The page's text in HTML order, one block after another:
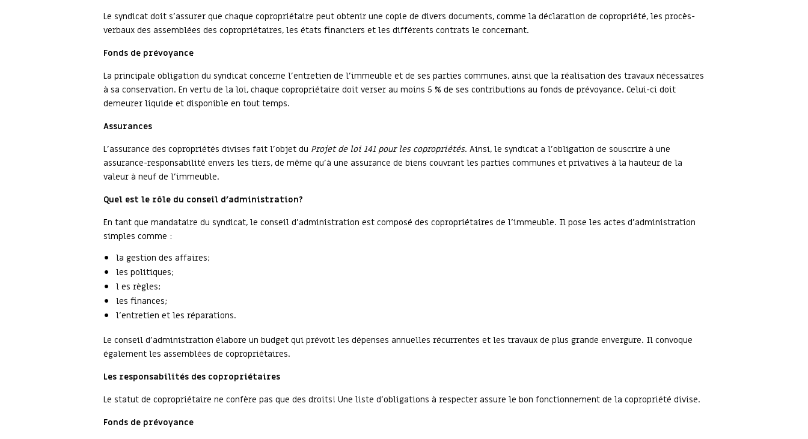
Le syndicat doit s’assurer que chaque copropriétaire peut obtenir une copie de divers documents, comme la déclaration de copropriété, les procès-
verbaux des assemblées des copropriétaires, les états financiers et les différents contrats le concernant.
Fonds de prévoyance
La principale obligation du syndicat concerne l’entretien de l’immeuble et de ses parties communes, ainsi que la réalisation des travaux nécessaires
à sa conservation. En vertu de la loi, chaque copropriétaire doit verser au moins 5 % de ses contributions au fonds de prévoyance. Celui-ci doit
demeurer liquide et disponible en tout temps.
Assurances
L’assurance des copropriétés divises fait l’objet du Projet de loi 141 pour les copropriétés. Ainsi, le syndicat a l’obligation de souscrire à une
assurance-responsabilité envers les tiers, de même qu’à une assurance de biens couvrant les parties communes et privatives à la hauteur de la
valeur à neuf de l’immeuble.
Quel est le rôle du conseil d’administration?
En tant que mandataire du syndicat, le conseil d’administration est composé des copropriétaires de l’immeuble. Il pose les actes d’administration
simples comme :
la gestion des affaires;
les politiques;
l es règles;
les finances;
l’entretien et les réparations.
Le conseil d’administration élabore un budget qui prévoit les dépenses annuelles récurrentes et les travaux de plus grande envergure. Il convoque
également les assemblées de copropriétaires.
Les responsabilités des copropriétaires
Le statut de copropriétaire ne confère pas que des droits! Une liste d’obligations à respecter assure le bon fonctionnement de la copropriété divise.
Fonds de prévoyance